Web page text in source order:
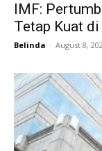
IMF:
Tetap Kuat
Belinda - August 8,